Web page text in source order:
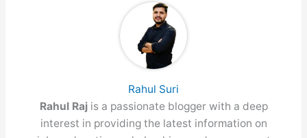
Rahul Suri
Rahul Raj is a passionate blogger with a deep
interest in providing the latest information on